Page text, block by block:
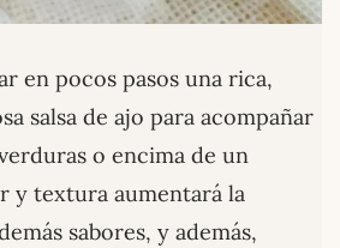
en pocos pasos una rica,
salsa de ajo para acompañar
o encima de un
y textura aumentará la
sabores, y además,